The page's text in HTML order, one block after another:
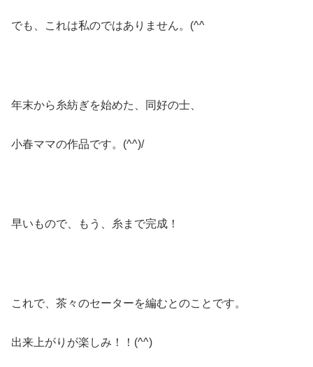
でも、これは私のではありません。(^^ゞ
年末から糸紡ぎを始めた、同好の士、
小春ママの作品です。(^^)/
早いもので、もう、糸まで完成！
これで、茶々のセーターを編むとのことです。
出来上がりが楽しみ！！(^^)